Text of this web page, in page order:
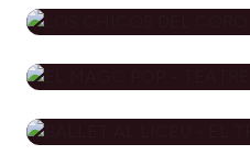
CIRQUE DU
LOS CHICOS
APOLO
EL MAGO POP -
VICTÒRIA